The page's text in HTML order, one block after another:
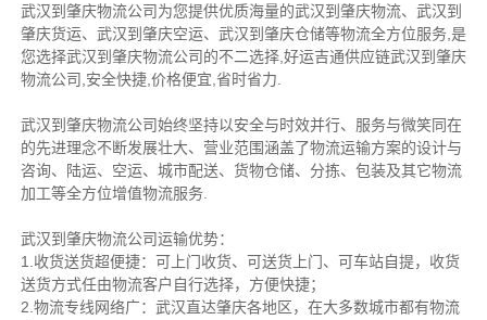
武汉到肇庆物流公司为您提供优质海量的武汉到肇庆物流、武汉到
肇庆货运、武汉到肇庆空运、武汉到肇庆仓储等物流全方位服务,是
您选择武汉到肇庆物流公司的不二选择,好运吉通供应链武汉到肇庆
物流公司,安全快捷,价格便宜,省时省力.
武汉到肇庆物流公司始终坚持以安全与时效并行、服务与微笑同在
的先进理念不断发展壮大、营业范围涵盖了物流运输方案的设计与
咨询、陆运、空运、城市配送、货物仓储、分拣、包装及其它物流
加工等全方位增值物流服务.
武汉到肇庆物流公司运输优势：
1.收货送货超便捷：可上门收货、可送货上门、可车站自提，收货
送货方式任由物流客户自行选择，方便快捷；
2.物流专线网络广：武汉直达肇庆各地区，在大多数城市都有物流